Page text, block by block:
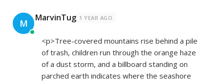
M MarvinTug 1 YEAR AGO
<p>Tree-covered mountains rise behind a pile
of trash, children run through the orange haze
of a dust storm, and a billboard standing on
parched earth indicates where the seashore